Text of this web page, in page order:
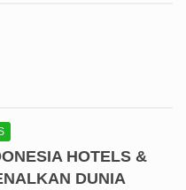
HOTELS &
DUNIA